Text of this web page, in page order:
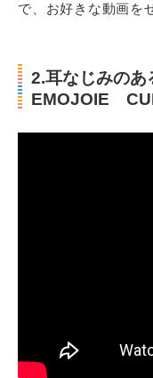
で、お好きな動画を
2.耳なじみの
EMOJOIE